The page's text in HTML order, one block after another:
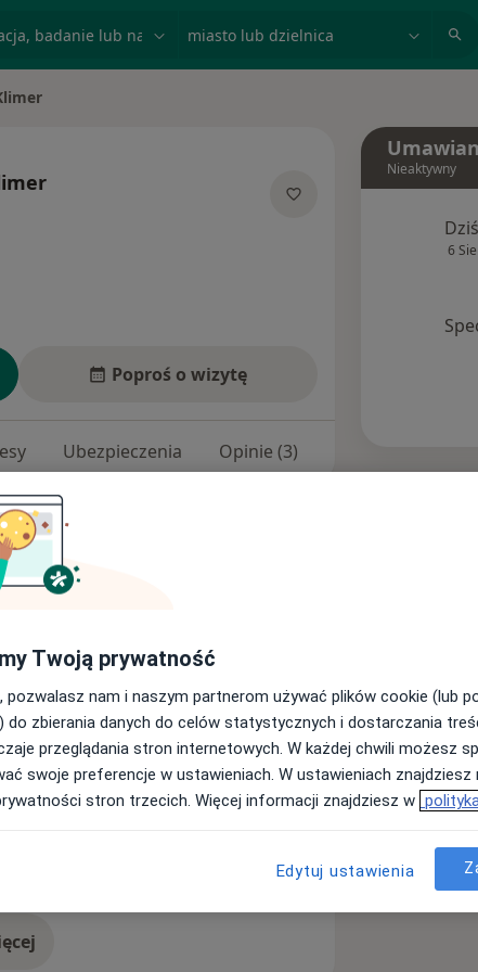
Poproś o wizytę
Ubezpieczenia Opinie (3)
dolnych (w tym usuwanie
czyli skleroterapia).
leczenie chorób odbytu (w tym
gumowych podwiązek).
w przewodzie
żylaki przełyku, polipy w trakcie
Nieaktywny
Dziś
6 Sie
Twoją prywatność
pozwalasz nam i naszym partnerom używać plików cookie (lub
do zbierania danych do celów statystycznych i dostarczania
przeglądania stron internetowych. W każdej chwili możesz
swoje preferencje w ustawieniach. W ustawieniach znajdziesz
stron trzecich. Więcej informacji znajdziesz w
Edytuj ustawienia